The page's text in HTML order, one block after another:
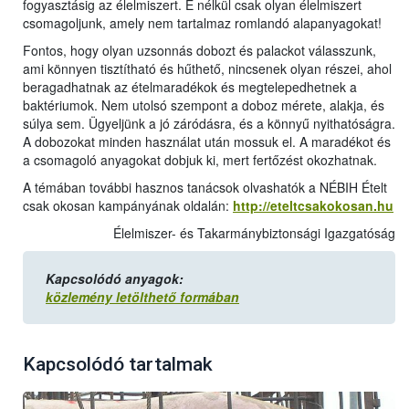
fogyasztásig az élelmiszert. E nélkül csak olyan élelmiszert
csomagoljunk, amely nem tartalmaz romlandó alapanyagokat!
Fontos, hogy olyan uzsonnás dobozt és palackot válasszunk,
ami könnyen tisztítható és hűthető, nincsenek olyan részei, ahol
beragadhatnak az ételmaradékok és megtelepedhetnek a
baktériumok. Nem utolsó szempont a doboz mérete, alakja, és
súlya sem. Ügyeljünk a jó záródásra, és a könnyű nyithatóságra.
A dobozokat minden használat után mossuk el. A maradékot és
a csomagoló anyagokat dobjuk ki, mert fertőzést okozhatnak.
A témában további hasznos tanácsok olvashatók a NÉBIH Ételt
csak okosan kampányának oldalán: http://eteltcsakokosan.hu
Élelmiszer- és Takarmánybiztonsági Igazgatóság
Kapcsolódó anyagok:
közlemény letölthető formában
Kapcsolódó tartalmak